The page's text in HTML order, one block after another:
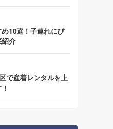
10選！子連れにぴ
紹介
で産着レンタルを上